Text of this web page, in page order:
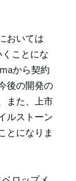
おいては
ことにな
から契約
後の開発の
また、上市
ルストーン
とになりま